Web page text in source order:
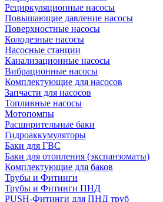
Рециркуляционные насосы
Повышающие давление насосы
Поверхностные насосы
Колодезные насосы
Насосные станции
Канализационные насосы
Вибрационные насосы
Комплектующие для насосов
Запчасти для насосов
Топливные насосы
Мотопомпы
Расширительные баки
Гидроаккумуляторы
Баки для ГВС
Баки для отопления (экспанзоматы)
Комплектующие для баков
Трубы и Фитинги
Трубы и Фитинги ПНД
PUSH-Фитинги для ПНД труб